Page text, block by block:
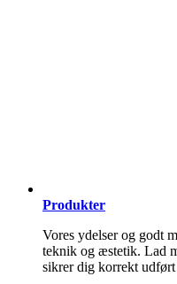
Produkter
Vores ydelser og godt
teknik og æstetik. Lad
sikrer dig korrekt udført